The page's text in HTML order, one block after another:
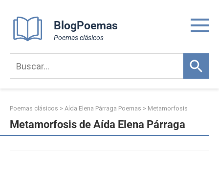
content
BlogPoemas
Poemas clásicos
Poemas clásicos > Aída Elena Párraga Poemas > Metamorfosis
Metamorfosis de Aída Elena Párraga